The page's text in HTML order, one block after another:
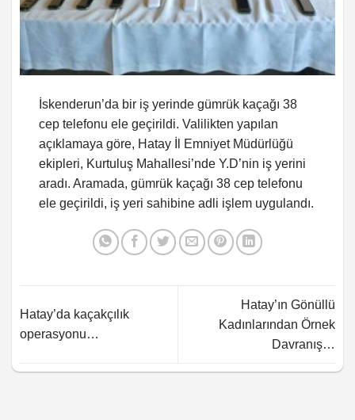
İskenderun’da bir iş yerinde gümrük kaçağı 38
cep telefonu ele geçirildi. Valilikten yapılan
açıklamaya göre, Hatay İl Emniyet Müdürlüğü
ekipleri, Kurtuluş Mahallesi’nde Y.D’nin iş yerini
aradı. Aramada, gümrük kaçağı 38 cep telefonu
ele geçirildi, iş yeri sahibine adli işlem uygulandı.
Hatay’da kaçakçılık
operasyonu…
Hatay’ın Gönüllü
Kadınlarından Örnek
Davranış…